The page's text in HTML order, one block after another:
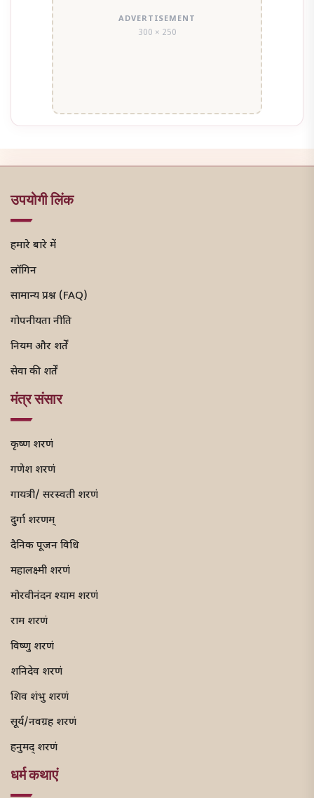
ADVERTISEMENT
300 × 250
उपयोगी लिंक
हमारे बारे में
लॉगिन
सामान्य प्रश्न (FAQ)
गोपनीयता नीति
नियम और शर्तें
सेवा की शर्तें
मंत्र संसार
कृष्ण शरणं
गणेश शरणं
गायत्री/ सरस्वती शरणं
दुर्गा शरणम्
दैनिक पूजन विधि
महालक्ष्मी शरणं
मोरवीनंदन श्याम शरणं
राम शरणं
विष्णु शरणं
शनिदेव शरणं
शिव शंभु शरणं
सूर्य/नवग्रह शरणं
हनुमद् शरणं
धर्म कथाएं